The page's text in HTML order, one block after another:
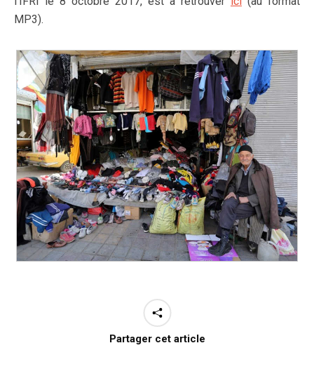
MP3).
Partager cet article